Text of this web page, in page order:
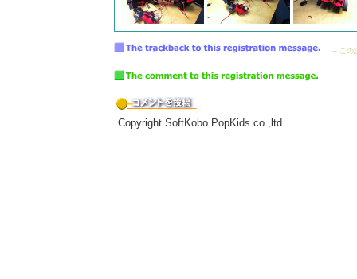
-- この
Copyright SoftKobo PopKids co.,ltd